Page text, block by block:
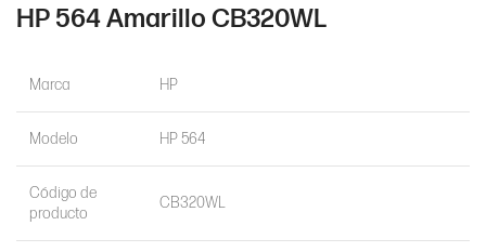
HP 564 Amarillo CB320WL
Marca HP
Modelo HP 564
Código de
producto
CB320WL